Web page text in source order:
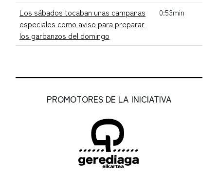
Los sábados tocaban unas campanas
especiales como aviso para preparar
los garbanzos del domingo
0:53min
PROMOTORES DE LA INICIATIVA